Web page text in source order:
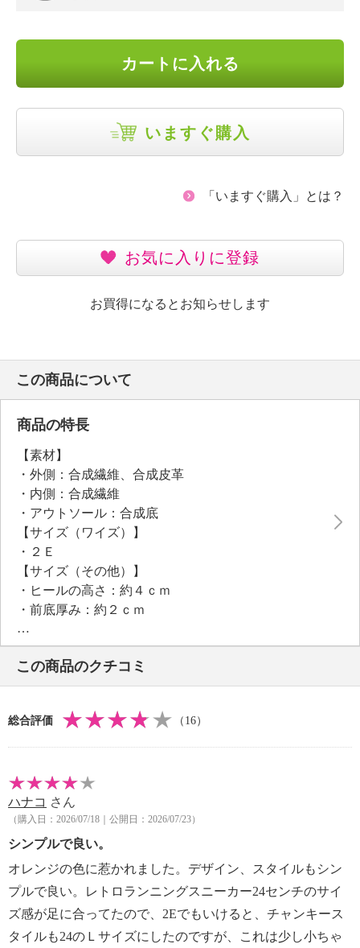
カートに入れる
いますぐ購入
「いますぐ購入」とは？
お気に入りに登録
お買得になるとお知らせします
この商品について
商品の特長
【素材】
・外側：合成繊維、合成皮革
・内側：合成繊維
・アウトソール：合成底
【サイズ（ワイズ）】
・２Ｅ
【サイズ（その他）】
・ヒールの高さ：約４ｃｍ
・前底厚み：約２ｃｍ
・前側着地点厚み：約２ｃｍ
・高低差：約２ｃｍ
【重さ】
・片足約２３１ｇ（サイズにより多少の差異あり）
・個体差あり
【原産国（地）】
【目安サイズ】
表記：Ｓ
対応サイズ：２２．５ｃｍ〜２３．０ｃｍ
対応サイズ：２３．０ｃｍ〜２３．５ｃｍ
表記：Ｌ
この商品のクチコミ
総合評価 （16）
ハナコ さん
（購入日：2026/07/18｜公開日：2026/07/23）
シンプルで良い。
オレンジの色に惹かれました。デザイン、スタイルもシン
プルで良い。レトロランニングスニーカー24センチのサイ
ズ感が足に合ってたので、2Eでもいけると、チャンキース
タイルも24のＬサイズにしたのですが、これは少し小ちゃ